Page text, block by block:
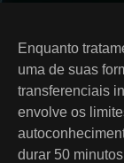
Enquanto
uma de suas
transferenciais
envolve os
durar 50